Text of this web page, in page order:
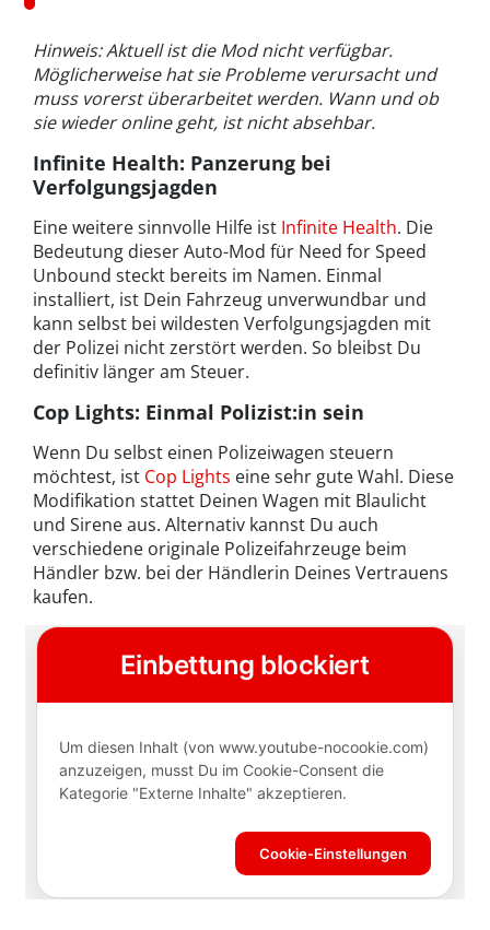
Hinweis: Aktuell ist die Mod nicht verfügbar.
Möglicherweise hat sie Probleme verursacht und
muss vorerst überarbeitet werden. Wann und ob
sie wieder online geht, ist nicht absehbar.
Infinite Health: Panzerung bei
Verfolgungsjagden
Eine weitere sinnvolle Hilfe ist Infinite Health. Die
Bedeutung dieser Auto-Mod für Need for Speed
Unbound steckt bereits im Namen. Einmal
installiert, ist Dein Fahrzeug unverwundbar und
kann selbst bei wildesten Verfolgungsjagden mit
der Polizei nicht zerstört werden. So bleibst Du
definitiv länger am Steuer.
Cop Lights: Einmal Polizist:in sein
Wenn Du selbst einen Polizeiwagen steuern
möchtest, ist Cop Lights eine sehr gute Wahl. Diese
Modifikation stattet Deinen Wagen mit Blaulicht
und Sirene aus. Alternativ kannst Du auch
verschiedene originale Polizeifahrzeuge beim
Händler bzw. bei der Händlerin Deines Vertrauens
kaufen.